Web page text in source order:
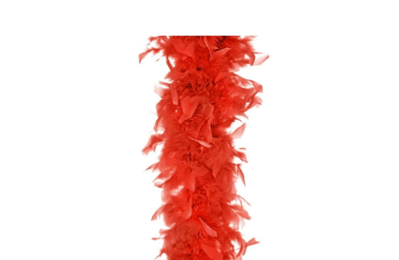
AKCESORIA IMPREZOWE
PODKŁADY /PRZEKŁADKI/WSPORNIKI/BANKETÓWKI